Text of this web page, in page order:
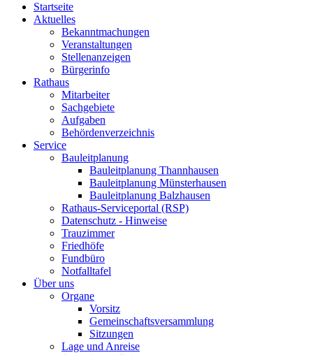
Startseite
Aktuelles
Bekanntmachungen
Veranstaltungen
Stellenanzeigen
Bürgerinfo
Rathaus
Mitarbeiter
Sachgebiete
Aufgaben
Behördenverzeichnis
Service
Bauleitplanung
Bauleitplanung Thannhausen
Bauleitplanung Münsterhausen
Bauleitplanung Balzhausen
Rathaus-Serviceportal (RSP)
Datenschutz - Hinweise
Trauzimmer
Friedhöfe
Fundbüro
Notfalltafel
Über uns
Organe
Vorsitz
Gemeinschaftsversammlung
Sitzungen
Lage und Anreise